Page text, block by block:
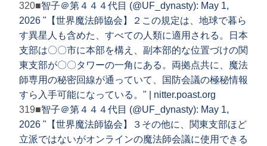
320■智子＠第４４４代目 (@UF_dynasty): May 1,
2026 "【世界魔法師協会】２この規定は、地球で暮ら
す異星人も含めた、すべての人類に適用される。日本
支部は〇〇市に本部を構え、副本部的な位置づけの関
東支部が〇〇タワーの一角にある。両拠点共に、魔法
師専用の秘密回線が通っていて、国防会議の極秘情報
すら入手可能になっている。" | nitter.poast.org
319■智子＠第４４４代目 (@UF_dynasty): May 1,
2026 "【世界魔法師協会】３その他に、関東支部ほど
立派ではないがオンラインの魔法師会議に使用できる